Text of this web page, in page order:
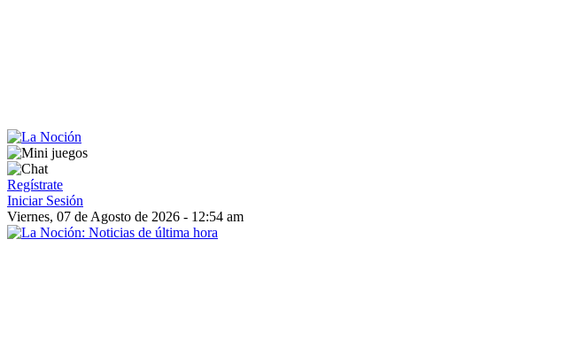
Regístrate
Iniciar Sesión
Viernes, 07 de Agosto de 2026 - 12:54 am